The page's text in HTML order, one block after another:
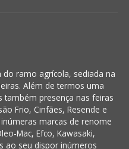
ramo agrícola, sediada na
Além de termos uma
presença nas feiras
Frio, Cinfães, Resende e
marcas de renome
Mac, Efco, Kawasaki,
ao seu dispor inúmeros